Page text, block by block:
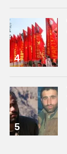
4
5